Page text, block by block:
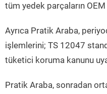
tüm yedek parçaların
Ayrıca Pratik Araba,
işlemlerini; TS 12047
tüketici koruma kanunu
Pratik Araba, sonradan